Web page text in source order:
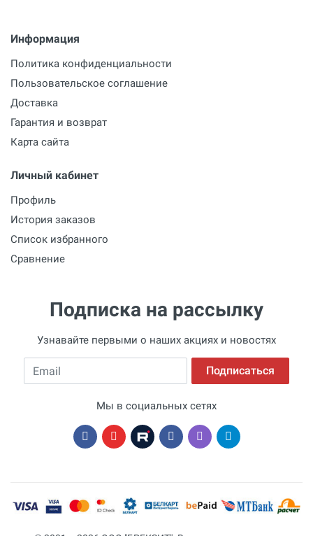
Информация
Политика конфиденциальности
Пользовательское соглашение
Доставка
Гарантия и возврат
Карта сайта
Личный кабинет
Профиль
История заказов
Список избранного
Сравнение
Подписка на рассылку
Узнавайте первыми о наших акциях и новостях
Email Подписаться
Мы в социальных сетях